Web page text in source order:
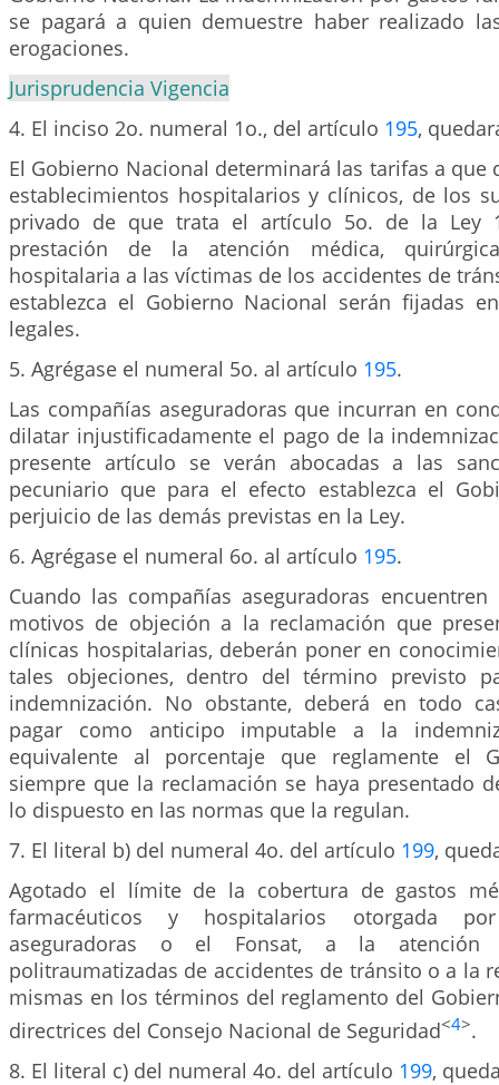
se pagará a quien demuestre haber realizado
erogaciones.
Jurisprudencia Vigencia
4. El inciso 2o. numeral 1o., del artículo 195,
El Gobierno Nacional determinará las tarifas a que
establecimientos hospitalarios y clínicos, de los
privado de que trata el artículo 5o. de la Ley
prestación de la atención médica,
hospitalaria a las víctimas de los accidentes de
establezca el Gobierno Nacional serán fijadas
legales.
5. Agrégase el numeral 5o. al artículo 195.
Las compañías aseguradoras que incurran en
dilatar injustificadamente el pago de la
presente artículo se verán abocadas a las
pecuniario que para el efecto establezca el
perjuicio de las demás previstas en la Ley.
6. Agrégase el numeral 6o. al artículo 195.
Cuando las compañías aseguradoras
motivos de objeción a la reclamación que
clínicas hospitalarias, deberán poner en
tales objeciones, dentro del término previsto
indemnización. No obstante, deberá en todo
pagar como anticipo imputable a la
equivalente al porcentaje que reglamente el
siempre que la reclamación se haya presentado
lo dispuesto en las normas que la regulan.
7. El literal b) del numeral 4o. del artículo 199,
Agotado el límite de la cobertura de gastos
farmacéuticos y hospitalarios otorgada
aseguradoras o el Fonsat, a la
politraumatizadas de accidentes de tránsito o a la
mismas en los términos del reglamento del
directrices del Consejo Nacional de Seguridad<4>.
8. El literal c) del numeral 4o. del artículo 199,